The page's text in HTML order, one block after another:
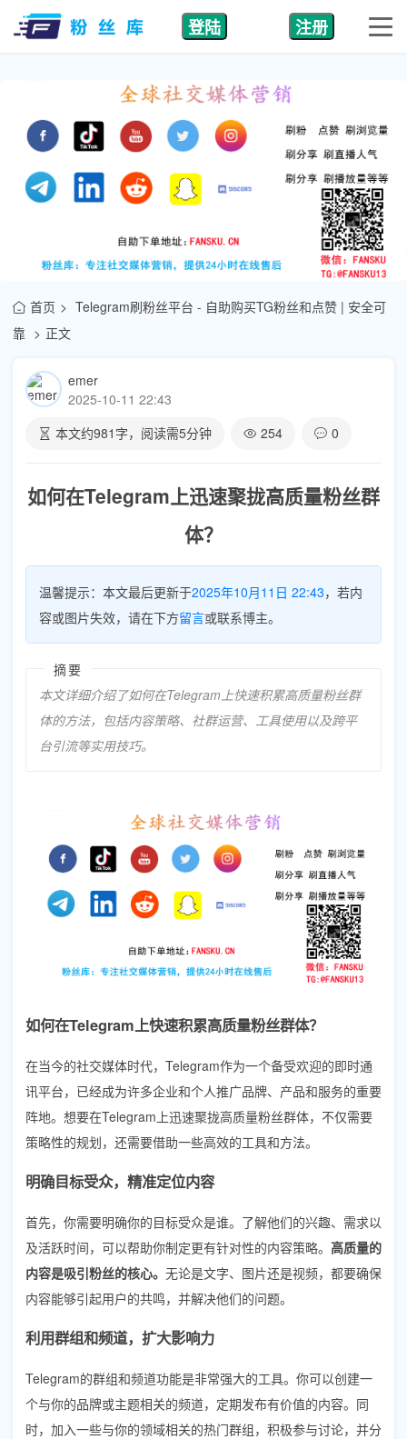
登陆 注册
首页
Telegram刷粉丝平台 - 自助购买TG粉丝和点赞 | 安全可
靠
正文
emer
2025-10-11 22:43
本文约981 字，阅读需5分钟 254 0
如何在Telegram上迅速聚拢高质量粉丝群
体？
温馨提示：本文最后更新于2025年10月11日 22:43，若内
容或图片失效，请在下方留言或联系博主。
摘要
本文详细介绍了如何在Telegram上快速积累高质量粉丝群
体的方法，包括内容策略、社群运营、工具使用以及跨平
台引流等实用技巧。
如何在Telegram上快速积累高质量粉丝群体？
在当今的社交媒体时代，Telegram作为一个备受欢迎的即时通
讯平台，已经成为许多企业和个人推广品牌、产品和服务的重要
阵地。想要在Telegram上迅速聚拢高质量粉丝群体，不仅需要
策略性的规划，还需要借助一些高效的工具和方法。
明确目标受众，精准定位内容
首先，你需要明确你的目标受众是谁。了解他们的兴趣、需求以
及活跃时间，可以帮助你制定更有针对性的内容策略。 高质量的
内容是吸引粉丝的核心。 无论是文字、图片还是视频，都要确保
内容能够引起用户的共鸣，并解决他们的问题。
利用群组和频道，扩大影响力
Telegram的群组和频道功能是非常强大的工具。你可以创建一
个与你的品牌或主题相关的频道，定期发布有价值的内容。同
时，加入一些与你的领域相关的热门群组，积极参与讨论，并分